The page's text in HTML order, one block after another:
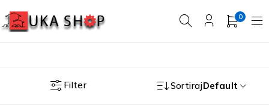
0
Filter SortirajDefault